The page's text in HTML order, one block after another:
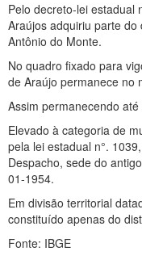
Pelo decreto-lei estadual
Araújos adquiriu parte
Antônio do Monte.
No quadro fixado para
de Araújo permanece no
Assim permanecendo
Elevado à categoria de
pela lei estadual n°.
Despacho, sede do
01-1954.
Em divisão territorial
constituído apenas do
Fonte: IBGE